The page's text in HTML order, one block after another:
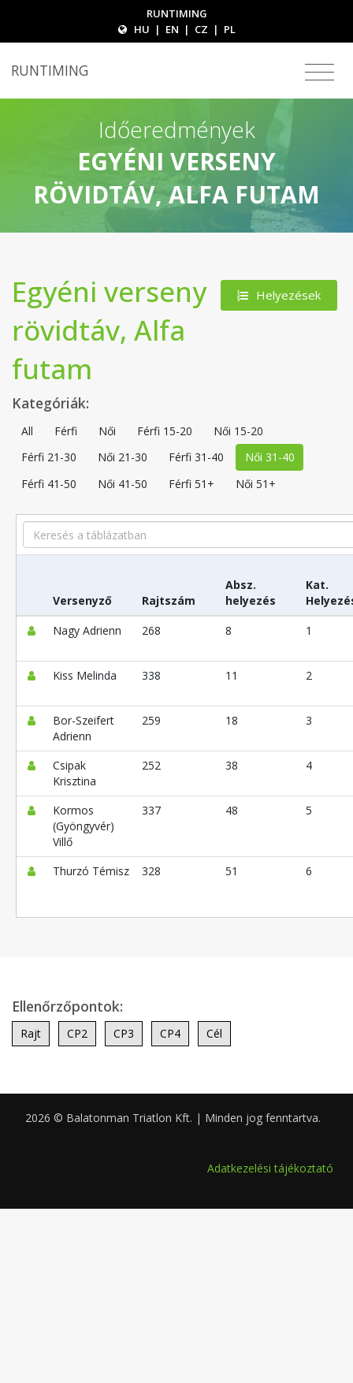
RUNTIMING
HU | EN | CZ | PL
RUNTIMING
Időeredmények
EGYÉNI VERSENY
RÖVIDTÁV, ALFA FUTAM
Helyezések
Egyéni verseny
rövidtáv, Alfa
futam
Kategóriák:
All Férfi Női Férfi 15-20
Női 15-20
Férfi 21-30
Női 21-30 Férfi 31-40
Női 31-40
Férfi 41-50
Női 41-50 Férfi 51+ Női 51+
Search
Versenyző Rajtszám
Absz.
helyezés
Kat.
Nagy Adrienn
268 8 1
Kiss Melinda 338 11 2
Bor-Szeifert
Adrienn
259 18 3
Csipak
Krisztina
252 38 4
Kormos
(Gyöngyvér)
Villő
337 48 5
Thurzó Témisz 328 51 6
Ellenőrzőpontok:
Rajt CP2 CP3 CP4 Cél
2026 © Balatonman Triatlon Kft. | Minden jog fenntartva.
Adatkezelési tájékoztató